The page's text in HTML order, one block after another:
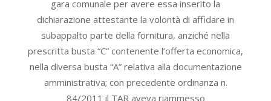
gara comunale per avere essa inserito la
dichiarazione attestante la volontà di affidare in
subappalto parte della fornitura, anziché nella
prescritta busta “C” contenente l’offerta economica,
nella diversa busta “A” relativa alla documentazione
amministrativa; con precedente ordinanza n.
84/2011 il TAR aveva riammesso